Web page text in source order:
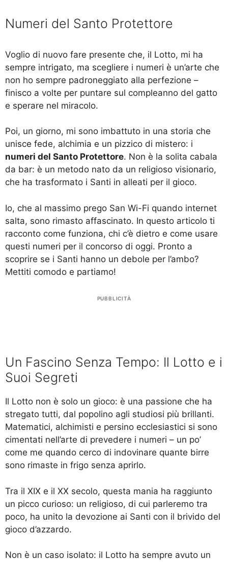
Numeri del Santo Protettore
Voglio di nuovo fare presente che, il Lotto, mi ha
sempre intrigato, ma scegliere i numeri è un’arte che
non ho sempre padroneggiato alla perfezione –
finisco a volte per puntare sul compleanno del gatto
e sperare nel miracolo.
Poi, un giorno, mi sono imbattuto in una storia che
unisce fede, alchimia e un pizzico di mistero: i
numeri del Santo Protettore. Non è la solita cabala
da bar: è un metodo nato da un religioso visionario,
che ha trasformato i Santi in alleati per il gioco.
Io, che al massimo prego San Wi-Fi quando internet
salta, sono rimasto affascinato. In questo articolo ti
racconto come funziona, chi c’è dietro e come usare
questi numeri per il concorso di oggi. Pronto a
scoprire se i Santi hanno un debole per l’ambo?
Mettiti comodo e partiamo!
PUBBLICITÀ
Un Fascino Senza Tempo: Il Lotto e i
Suoi Segreti
Il Lotto non è solo un gioco: è una passione che ha
stregato tutti, dal popolino agli studiosi più brillanti.
Matematici, alchimisti e persino ecclesiastici si sono
cimentati nell’arte di prevedere i numeri – un po’
come me quando cerco di indovinare quante birre
sono rimaste in frigo senza aprirlo.
Tra il XIX e il XX secolo, questa mania ha raggiunto
un picco curioso: un religioso, di cui parleremo tra
poco, ha unito la devozione ai Santi con il brivido del
gioco d’azzardo.
Non è un caso isolato: il Lotto ha sempre avuto un